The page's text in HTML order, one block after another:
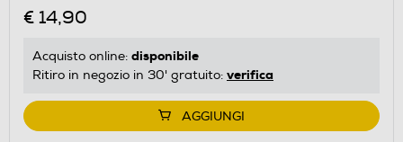
€ 14,90
Acquisto online: disponibile
Ritiro in negozio in 30' gratuito: verifica
AGGIUNGI